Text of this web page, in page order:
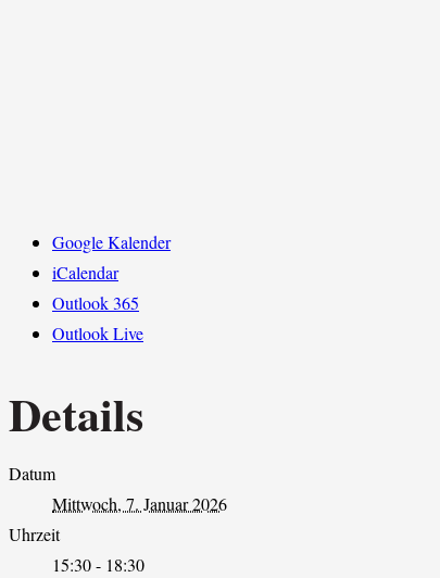
Google Kalender
iCalendar
Outlook 365
Outlook Live
Details
Datum
Mittwoch, 7. Januar 2026
Uhrzeit
15:30 - 18:30